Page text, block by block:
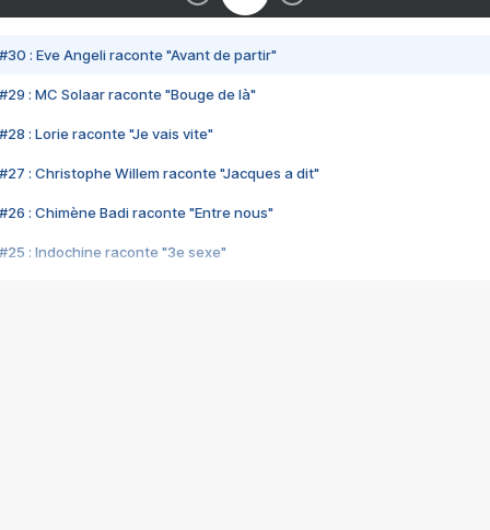
#30 : Eve Angeli raconte "Avant de partir"
#29 : MC Solaar raconte "Bouge de là"
#28 : Lorie raconte "Je vais vite"
#27 : Christophe Willem raconte "Jacques a dit"
#26 : Chimène Badi raconte "Entre nous"
#25 : Indochine raconte "3e sexe"